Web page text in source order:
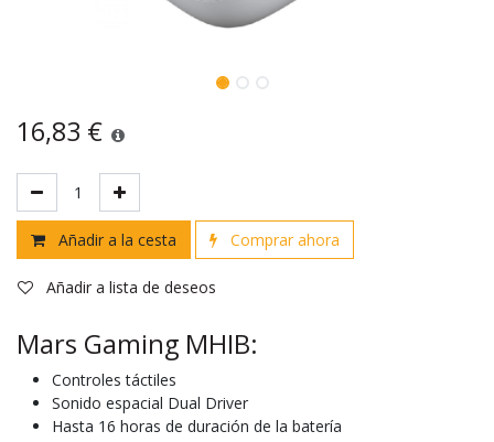
16,83 €
Añadir a la cesta Comprar ahora
Añadir a lista de deseos
Mars Gaming MHIB:
Controles táctiles
Sonido espacial Dual Driver
Hasta 16 horas de duración de la batería